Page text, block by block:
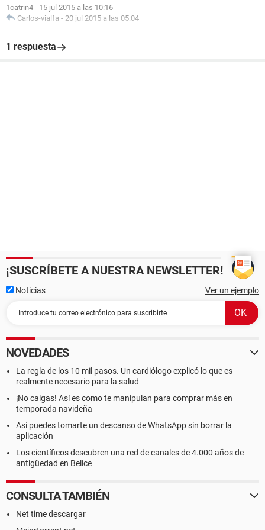
1catrin4 - 15 jul 2015 a las 10:16
Carlos-vialfa - 20 jul 2015 a las 05:04
1 respuesta
¡SUSCRÍBETE A NUESTRA NEWSLETTER!
Noticias Ver un ejemplo
NOVEDADES
La regla de los 10 mil pasos. Un cardiólogo explicó lo que es
realmente necesario para la salud
¡No caigas! Así es como te manipulan para comprar más en
temporada navideña
Así puedes tomarte un descanso de WhatsApp sin borrar la
aplicación
Los científicos descubren una red de canales de 4.000 años de
antigüedad en Belice
CONSULTA TAMBIÉN
Net time descargar